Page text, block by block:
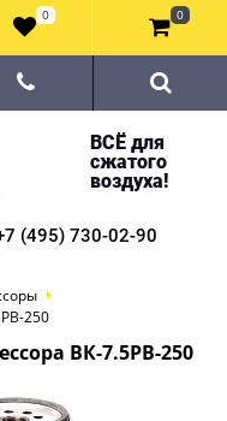
ВСЁ для
сжатого
воздуха!
(495) 730-02-90
250
ВК-7.5РВ-250
0 0